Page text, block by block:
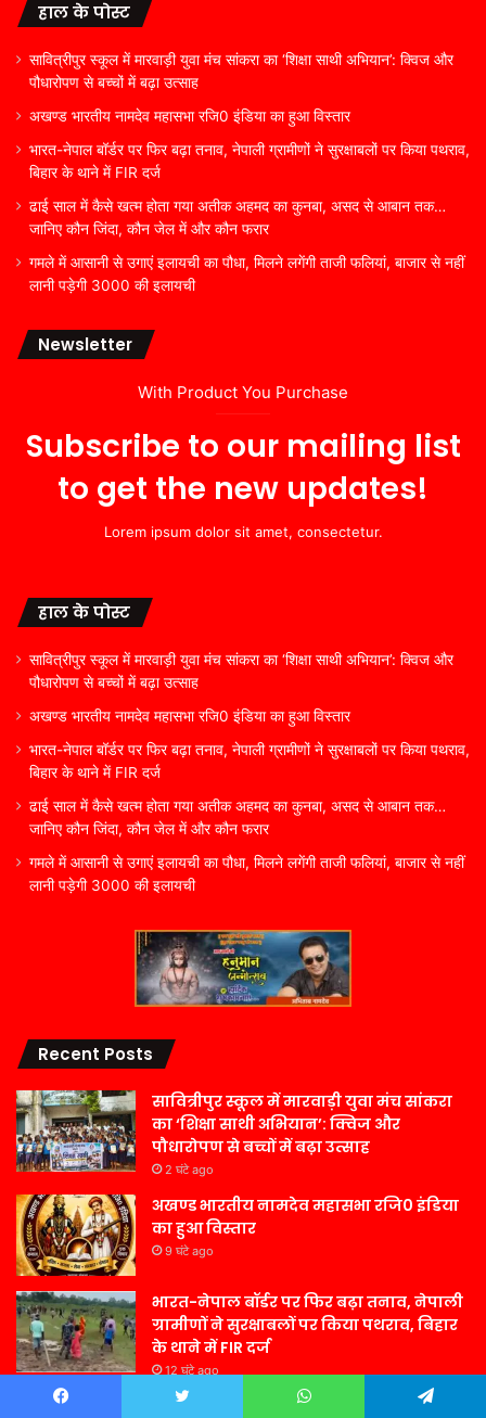
हाल के पोस्ट
सावित्रीपुर स्कूल में मारवाड़ी युवा मंच सांकरा का ‘शिक्षा साथी अभियान’: क्विज और
पौधारोपण से बच्चों में बढ़ा उत्साह
अखण्ड भारतीय नामदेव महासभा रजि0 इंडिया का हुआ विस्तार
भारत-नेपाल बॉर्डर पर फिर बढ़ा तनाव, नेपाली ग्रामीणों ने सुरक्षाबलों पर किया पथराव,
बिहार के थाने में FIR दर्ज
ढाई साल में कैसे खत्म होता गया अतीक अहमद का कुनबा, असद से आबान तक…
जानिए कौन जिंदा, कौन जेल में और कौन फरार
गमले में आसानी से उगाएं इलायची का पौधा, मिलने लगेंगी ताजी फलियां, बाजार से नहीं
लानी पड़ेगी 3000 की इलायची
Newsletter
With Product You Purchase
Subscribe to our mailing list
to get the new updates!
Lorem ipsum dolor sit amet, consectetur.
हाल के पोस्ट
सावित्रीपुर स्कूल में मारवाड़ी युवा मंच सांकरा का ‘शिक्षा साथी अभियान’: क्विज और
पौधारोपण से बच्चों में बढ़ा उत्साह
अखण्ड भारतीय नामदेव महासभा रजि0 इंडिया का हुआ विस्तार
भारत-नेपाल बॉर्डर पर फिर बढ़ा तनाव, नेपाली ग्रामीणों ने सुरक्षाबलों पर किया पथराव,
बिहार के थाने में FIR दर्ज
ढाई साल में कैसे खत्म होता गया अतीक अहमद का कुनबा, असद से आबान तक…
जानिए कौन जिंदा, कौन जेल में और कौन फरार
गमले में आसानी से उगाएं इलायची का पौधा, मिलने लगेंगी ताजी फलियां, बाजार से नहीं
लानी पड़ेगी 3000 की इलायची
Recent Posts
सावित्रीपुर स्कूल में मारवाड़ी युवा मंच सांकरा
का ‘शिक्षा साथी अभियान’: क्विज और
पौधारोपण से बच्चों में बढ़ा उत्साह
2 घंटे ago
अखण्ड भारतीय नामदेव महासभा रजि0 इंडिया
का हुआ विस्तार
9 घंटे ago
भारत-नेपाल बॉर्डर पर फिर बढ़ा तनाव, नेपाली
ग्रामीणों ने सुरक्षाबलों पर किया पथराव, बिहार
के थाने में FIR दर्ज
12 घंटे ago
ढाई साल में कैसे खत्म होता गया अतीक अहमद